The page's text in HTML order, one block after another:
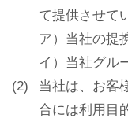
て提供させて
ア）当社の提
イ）当社グル
(2)
当社は、お客
合には利用目